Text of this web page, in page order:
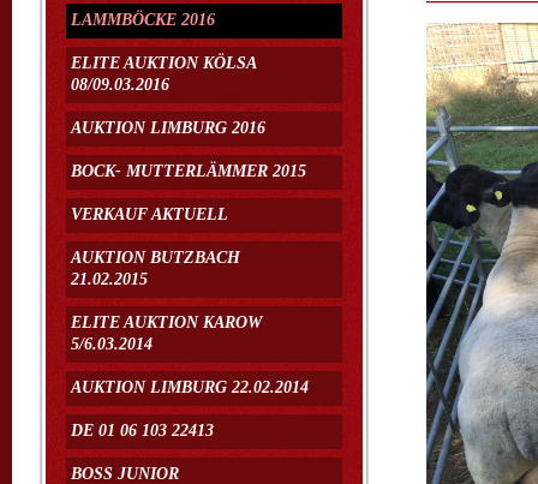
LAMMBÖCKE 2016
ELITE AUKTION KÖLSA
08/09.03.2016
AUKTION LIMBURG 2016
BOCK- MUTTERLÄMMER 2015
VERKAUF AKTUELL
AUKTION BUTZBACH
21.02.2015
ELITE AUKTION KAROW
5/6.03.2014
AUKTION LIMBURG 22.02.2014
DE 01 06 103 22413
BOSS JUNIOR